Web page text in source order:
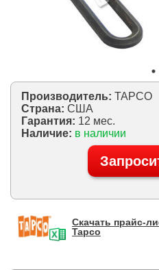
Производитель: TAPCO
Страна: США
Гарантия: 12 мес.
Наличие: в наличии
Скачать прайс-
Tapco